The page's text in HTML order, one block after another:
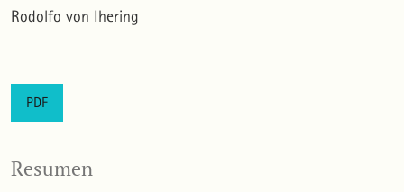
Rodolfo von Ihering
PDF
Resumen